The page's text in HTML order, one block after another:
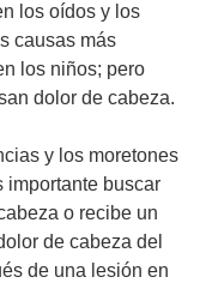
los oídos y los
causas más
los niños; pero
dolor de cabeza.
y los moretones
importante buscar
o recibe un
de cabeza del
de una lesión en